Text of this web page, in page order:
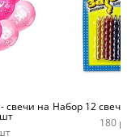
свечи на Набор 12 свечей
180 руб